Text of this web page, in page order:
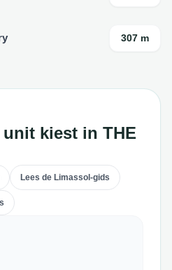
307 m
kiest in THE
Lees de Limassol-gids